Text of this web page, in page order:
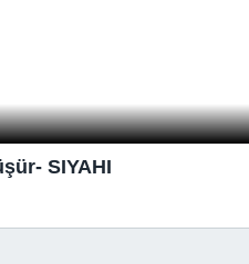
SIYAHI